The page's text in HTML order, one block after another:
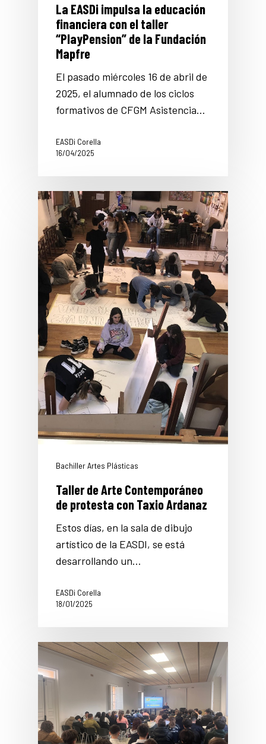
La EASDi impulsa la educación
financiera con el taller
“PlayPension” de la Fundación
Mapfre
El pasado miércoles 16 de abril de
2025, el alumnado de los ciclos
formativos de CFGM Asistencia…
EASDi Corella
16/04/2025
Bachiller Artes Plásticas
Taller de Arte Contemporáneo
de protesta con Taxio Ardanaz
Estos días, en la sala de dibujo
artístico de la EASDI, se está
desarrollando un…
EASDi Corella
18/01/2025